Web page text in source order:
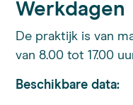
Werkdagen
De praktijk is van
van 8.00 tot 17.00
Beschikbare data: